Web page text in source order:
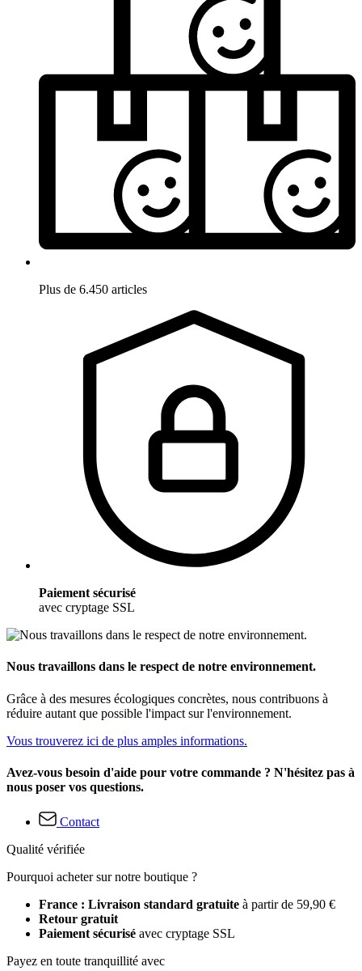
Plus de 6.450 articles
Paiement sécurisé
avec cryptage SSL
Nous travaillons dans le respect de notre environnement.
Grâce à des mesures écologiques concrètes, nous contribuons à
réduire autant que possible l'impact sur l'environnement.
Vous trouverez ici de plus amples informations.
Avez-vous besoin d'aide pour votre commande ? N'hésitez pas à
nous poser vos questions.
Contact
Qualité vérifiée
Pourquoi acheter sur notre boutique ?
France : Livraison standard gratuite à partir de 59,90 €
Retour gratuit
Paiement sécurisé avec cryptage SSL
Payez en toute tranquillité avec